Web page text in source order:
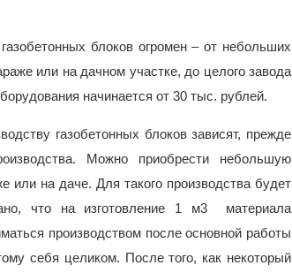
блоков огромен – от небольших
или на дачном участке, до целого завода
начинается от 30 тыс. рублей.
газобетонных блоков зависят, прежде
Можно приобрести небольшую
или на даче. Для такого производства будет
что на изготовление 1 м3 материала
производством после основной работы
себя целиком. После того, как некоторый